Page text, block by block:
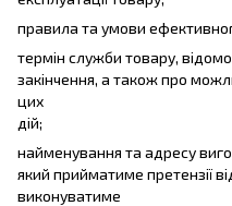
правила та умови
термін служби товару,
закінчення, а також про
цих
дій;
найменування та адресу
який прийматиме претензії
виконуватиме